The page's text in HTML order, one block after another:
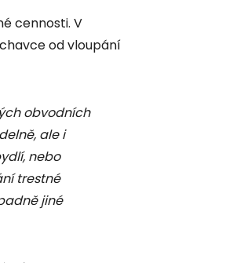
cennosti. V
od vloupání
obvodních
ale i
nebo
trestné
jiné